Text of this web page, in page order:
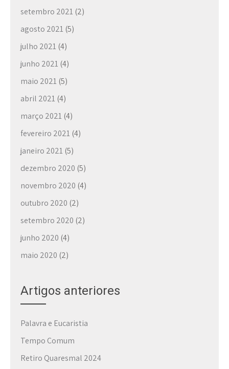
setembro 2021 (2)
agosto 2021 (5)
julho 2021 (4)
junho 2021 (4)
maio 2021 (5)
abril 2021 (4)
março 2021 (4)
fevereiro 2021 (4)
janeiro 2021 (5)
dezembro 2020 (5)
novembro 2020 (4)
outubro 2020 (2)
setembro 2020 (2)
junho 2020 (4)
maio 2020 (2)
Artigos anteriores
Palavra e Eucaristia
Tempo Comum
Retiro Quaresmal 2024